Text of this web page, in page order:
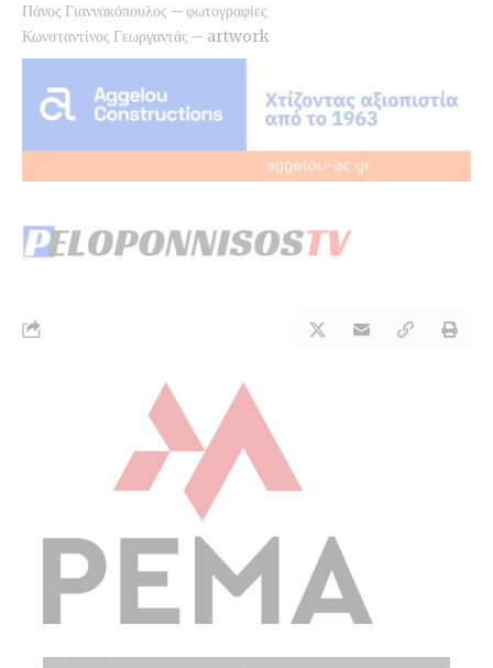
Πάνος Γιαννακόπουλος – φωτογραφίες
Κωνσταντίνος Γεωργαντάς – artwork